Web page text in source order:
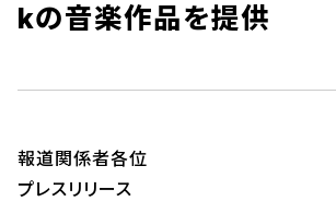
kの音楽作品を提供
報道関係者各位
プレスリリース